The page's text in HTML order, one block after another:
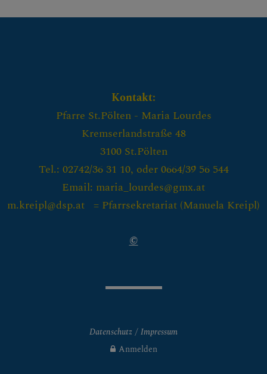
Kontakt:
Pfarre St.Pölten - Maria Lourdes
Kremserlandstraße 48
3100 St.Pölten
Tel.: 02742/36 31 10, oder 0664/39 56 544
Email: maria_lourdes@gmx.at
m.kreipl@dsp.at = Pfarrsekretariat (Manuela Kreipl)
©
Datenschutz
Impressum
Anmelden